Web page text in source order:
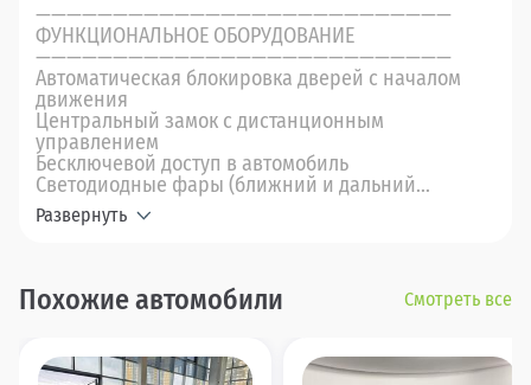
———————————————————————————
ФУНКЦИОНАЛЬНОЕ ОБОРУДОВАНИЕ
———————————————————————————
Автоматическая блокировка дверей с началом
движения
Центральный замок с дистанционным
управлением
Бесключевой доступ в автомобиль
Светодиодные фары (ближний и дальний...
Развернуть
Похожие автомобили Смотреть все